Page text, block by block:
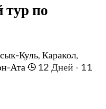
по
Куль,Каракол,
Ата 12 Дней - 11